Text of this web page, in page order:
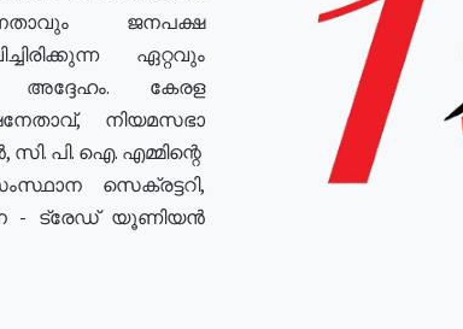
ജനപക്ഷ
ഏറ്റവും
അദ്ദേഹം. കേരള
നിയമസഭാ
പി. ഐ. എമ്മിന്റെ
സെക്രട്ടറി,
- ട്രേഡ് യൂണിയൻ